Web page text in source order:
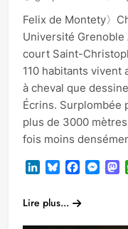
Felix de Montety〉
Université Grenoble
court Saint-
110 habitants
à cheval que
Écrins. Surplombée
plus de 3000
fois moins
LinkedInBluesky
Lire plus...